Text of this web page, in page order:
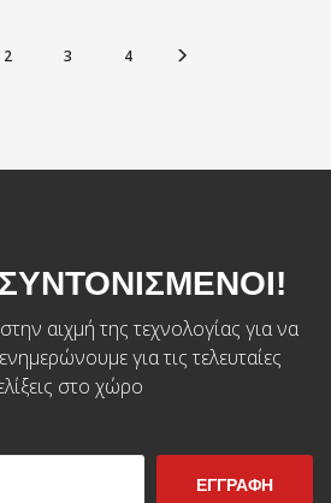
2 3 4
αιχμή της τεχνολογίας για να
για τις τελευταίες
στο χώρο
ΕΓΓΡΑΦΗ